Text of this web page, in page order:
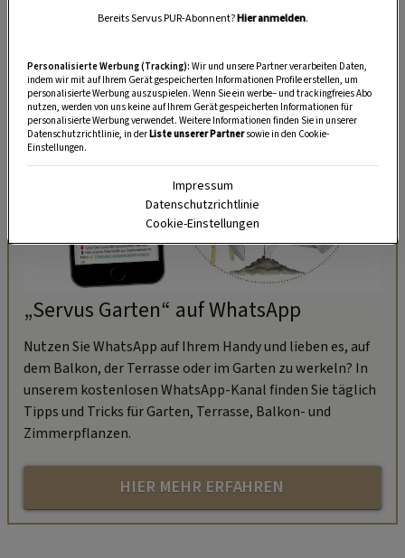
3. Februar, St. Blasius
„Servus Garten“ auf WhatsApp
Nutzen Sie WhatsApp auf Ihrem Handy und lieben es, auf
dem Balkon, der Terrasse oder im Garten zu werkeln? In
unserem kostenlosen WhatsApp-Kanal finden Sie täglich
Tipps und Tricks für Garten, Terrasse, Balkon- und
Zimmerpflanzen.
HIER MEHR ERFAHREN
Bereits Servus PUR-Abonnent?Hier anmelden.
Personalisierte Werbung (Tracking): Wir und unsere Partner verarbeiten Daten,
indem wir mit auf Ihrem Gerät gespeicherten Informationen Profile erstellen, um
personalisierte Werbung auszuspielen. Wenn Sie ein werbe– und trackingfreies Abo
nutzen, werden von uns keine auf Ihrem Gerät gespeicherten Informationen für
personalisierte Werbung verwendet. Weitere Informationen finden Sie in unserer
Datenschutzrichtlinie, in derListe unserer Partnersowie in den Cookie-
Einstellungen.
Impressum
Datenschutzrichtlinie
Cookie-Einstellungen